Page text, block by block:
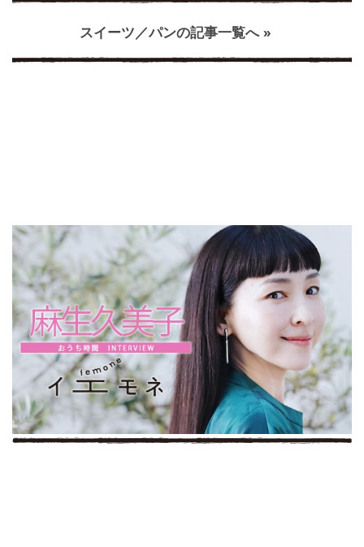
スイーツ／パンの記事一覧へ »